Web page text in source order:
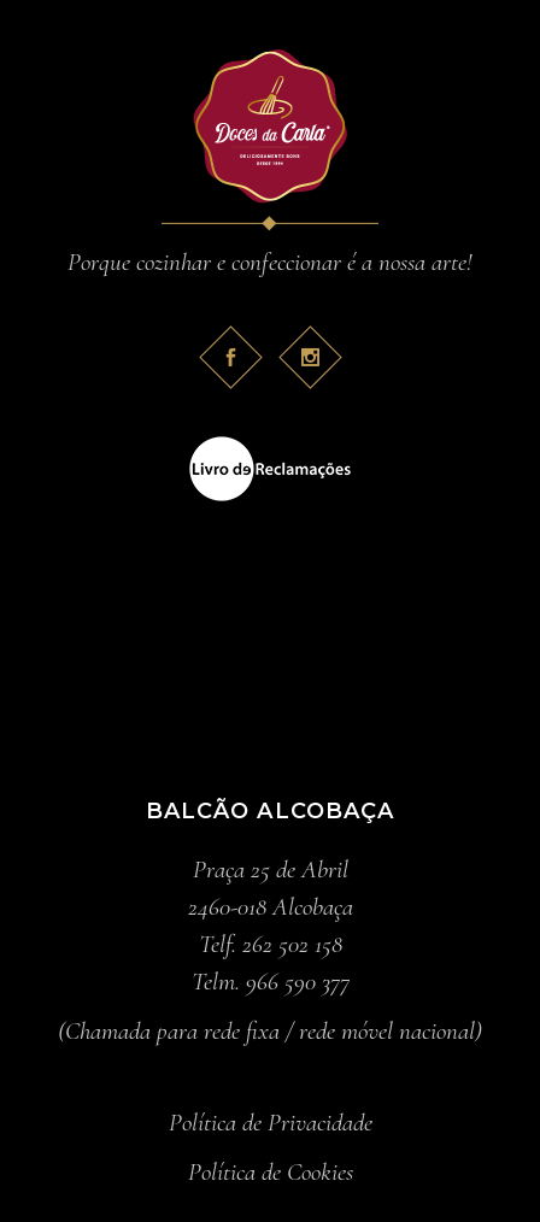
Porque cozinhar e confeccionar é a nossa arte!
BALCÃO ALCOBAÇA
Praça 25 de Abril
2460-018 Alcobaça
Telf. 262 502 158
Telm. 966 590 377
(Chamada para rede fixa / rede móvel nacional)
Política de Privacidade
Política de Cookies